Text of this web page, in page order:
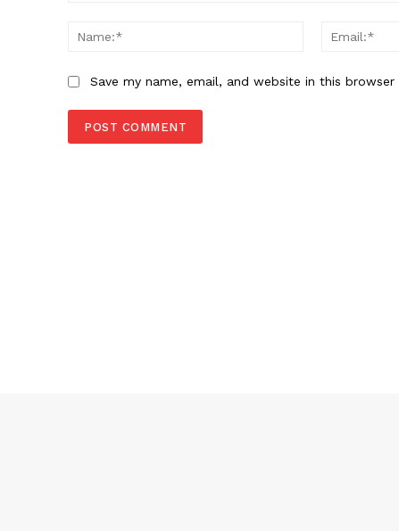
Name:*
Save my name, email, and website in this